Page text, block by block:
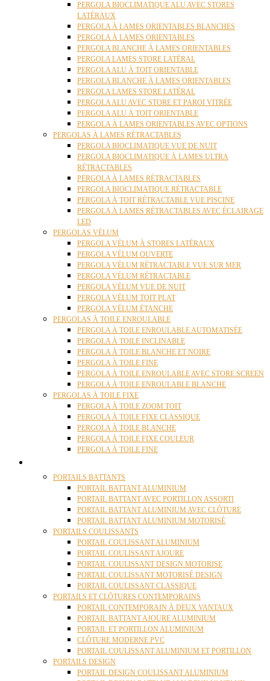
PERGOLA BIOCLIMATIQUE ALU AVEC STORES
LATÉRAUX
PERGOLA À LAMES ORIENTABLES BLANCHES
PERGOLA À LAMES ORIENTABLES
PERGOLA BLANCHE À LAMES ORIENTABLES
PERGOLA LAMES STORE LATÉRAL
PERGOLA ALU À TOIT ORIENTABLE
PERGOLA BLANCHE À LAMES ORIENTABLES
PERGOLA LAMES STORE LATÉRAL
PERGOLA ALU AVEC STORE ET PAROI VITRÉE
PERGOLA ALU À TOIT ORIENTABLE
PERGOLA À LAMES ORIENTABLES AVEC OPTIONS
PERGOLAS À LAMES RÉTRACTABLES
PERGOLA BIOCLIMATIQUE VUE DE NUIT
PERGOLA BIOCLIMATIQUE À LAMES ULTRA
RÉTRACTABLES
PERGOLA À LAMES RÉTRACTABLES
PERGOLA BIOCLIMATIQUE RÉTRACTABLE
PERGOLA À TOIT RÉTRACTABLE VUE PISCINE
PERGOLA À LAMES RÉTRACTABLES AVEC ÉCLAIRAGE
LED
PERGOLAS VÉLUM
PERGOLA VÉLUM À STORES LATÉRAUX
PERGOLA VÉLUM OUVERTE
PERGOLA VÉLUM RÉTRACTABLE VUE SUR MER
PERGOLA VÉLUM RÉTRACTABLE
PERGOLA VÉLUM VUE DE NUIT
PERGOLA VÉLUM TOIT PLAT
PERGOLA VÉLUM ÉTANCHE
PERGOLAS À TOILE ENROULABLE
PERGOLA À TOILE ENROULABLE AUTOMATISÉE
PERGOLA À TOILE INCLINABLE
PERGOLA À TOILE BLANCHE ET NOIRE
PERGOLA À TOILE FINE
PERGOLA À TOILE ENROULABLE AVEC STORE SCREEN
PERGOLA À TOILE ENROULABLE BLANCHE
PERGOLAS À TOILE FIXE
PERGOLA À TOILE ZOOM TOIT
PERGOLA À TOILE FIXE CLASSIQUE
PERGOLA À TOILE BLANCHE
PERGOLA À TOILE FIXE COULEUR
PERGOLA À TOILE FINE
PORTAILS BATTANTS
PORTAIL BATTANT ALUMINIUM
PORTAIL BATTANT AVEC PORTILLON ASSORTI
PORTAIL BATTANT ALUMINIUM AVEC CLÔTURE
PORTAIL BATTANT ALUMINIUM MOTORISÉ
PORTAILS COULISSANTS
PORTAIL COULISSANT ALUMINIUM
PORTAIL COULISSANT AJOURE
PORTAIL COULISSANT DESIGN MOTORISE
PORTAIL COULISSANT MOTORISÉ DESIGN
PORTAIL COULISSANT CLASSIQUE
PORTAILS ET CLÔTURES CONTEMPORAINS
PORTAIL CONTEMPORAIN À DEUX VANTAUX
PORTAIL BATTANT AJOURE ALUMINIUM
PORTAIL ET PORTILLON ALUMINIUM
CLÔTURE MODERNE PVC
PORTAIL COULISSANT ALUMINIUM ET PORTILLON
PORTAILS DESIGN
PORTAIL DESIGN COULISSANT ALUMINIUM